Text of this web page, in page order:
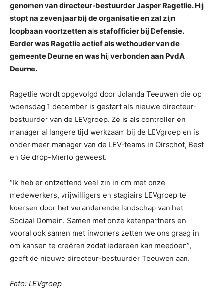
genomen van directeur-bestuurder Jasper Ragetlie. Hij
stopt na zeven jaar bij de organisatie en zal zijn
loopbaan voortzetten als stafofficier bij Defensie.
Eerder was Ragetlie actief als wethouder van de
gemeente Deurne en was hij verbonden aan PvdA
Deurne.
Ragetlie wordt opgevolgd door Jolanda Teeuwen die op
woensdag 1 december is gestart als nieuwe directeur-
bestuurder van de LEVgroep. Ze is als controller en
manager al langere tijd werkzaam bij de LEVgroep en is
onder meer manager van de LEV-teams in Oirschot, Best
en Geldrop-Mierlo geweest.
“Ik heb er ontzettend veel zin in om met onze
medewerkers, vrijwilligers en stagiairs LEVgroep te
koersen door het veranderende landschap van het
Sociaal Domein. Samen met onze ketenpartners en
vooral ook samen met inwoners zetten we ons graag in
om kansen te creëren zodat iedereen kan meedoen”,
geeft de nieuwe directeur-bestuurder Teeuwen aan.
Foto: LEVgroep